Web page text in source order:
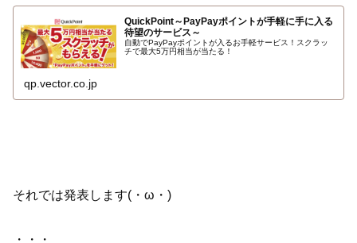
QuickPoint～PayPayポイントが手軽に手に入る
待望のサービス～
自動でPayPayポイントが入るお手軽サービス！スクラッ
チで最大5万円相当が当たる！
qp.vector.co.jp
それでは発表します(・ω・)
・・・